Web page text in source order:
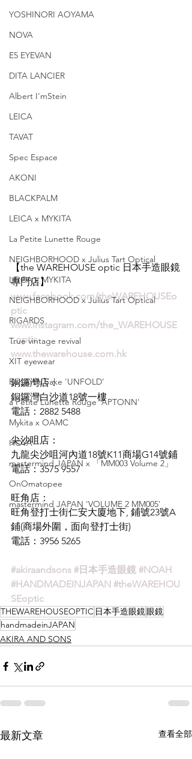
YOSHINORI AOYAMA
NOVA
E5 EYEVAN
DITA LANCIER
Albert I'mStein
LEICA
TAVAT
Spec Espace
AKONI
BLACKPALM
LEICA x MYKITA
La Petite Lunette Rouge
NEIGHBORHOOD x Julius Tart Optical
LEICA x MYKITA
NEIGHBORHOOD x Julius Tart Optical
RIGARDS
True vintage revival
XIT eyewear
For Art's Sake 'UNFOLD'
a Petite Lunette Rouge 'APTONN'
Mykita x OAMC
HOYA
mastermind JAPAN x 「MM003 Volume 2」
OnOmatopee
mastermind JAPAN 'VOLUME 2 MM005'
【the WAREHOUSE optic 日本手造眼鏡
專門店】
www.facebook.com/theWAREHOUSEo
ptic
www.instagram.com/the_WAREHOUSE
_optic
www.thewarehouse.com.hk
銅鑼灣店：
銅鑼灣白沙道18號一樓
電話：2882 5488
尖沙咀店：
九龍尖沙咀河內道18號K11商場G14號鋪
電話：3575 9557
旺角店：
旺角登打士街仁安大廈地下, 鋪號23號A
鋪(商場外圍，面向登打士街)
電話：3956 5265
#akiraandsons #日本手造眼鏡 #NOAH
#HANDMADEINJAPAN #theWAREHOU
SEoptic
THEWAREHOUSEOPTIC 日本手造眼鏡眼鏡
handmadeinJAPAN
AKIRA AND SONS
最新文章 查看全部